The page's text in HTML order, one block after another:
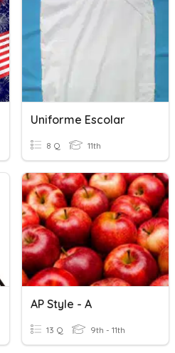
Uniforme Escolar
8 Q 11th
AP Style - A
13 Q 9th - 11th